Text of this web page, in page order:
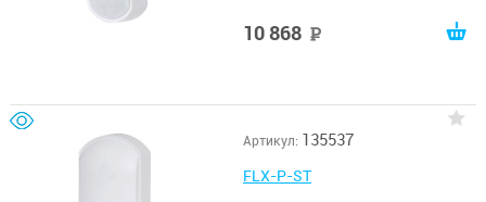
10 868
Артикул: 135537
FLX-P-ST